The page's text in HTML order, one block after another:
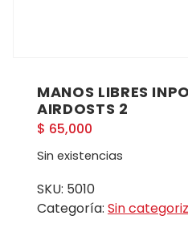
MANOS LIBRES
AIRDOSTS 2
$ 65,000
Sin existencias
SKU: 5010
Categoría: Sin